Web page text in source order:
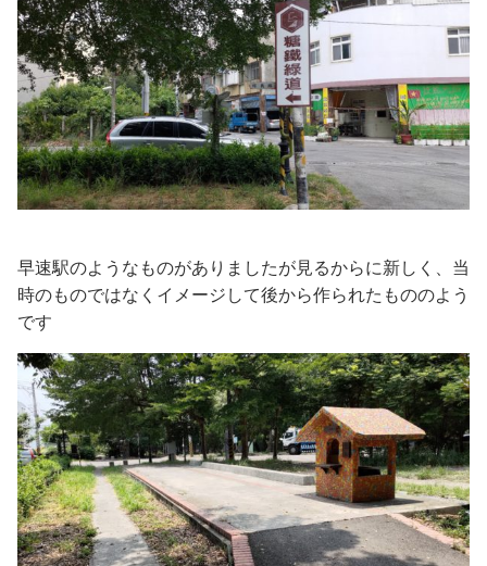
早速駅のようなものがありましたが見るからに新しく、当
時のものではなくイメージして後から作られたもののよう
です